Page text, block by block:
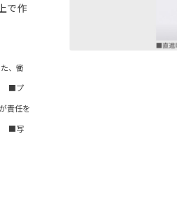
で作
、衝
■プ
責任を
■写